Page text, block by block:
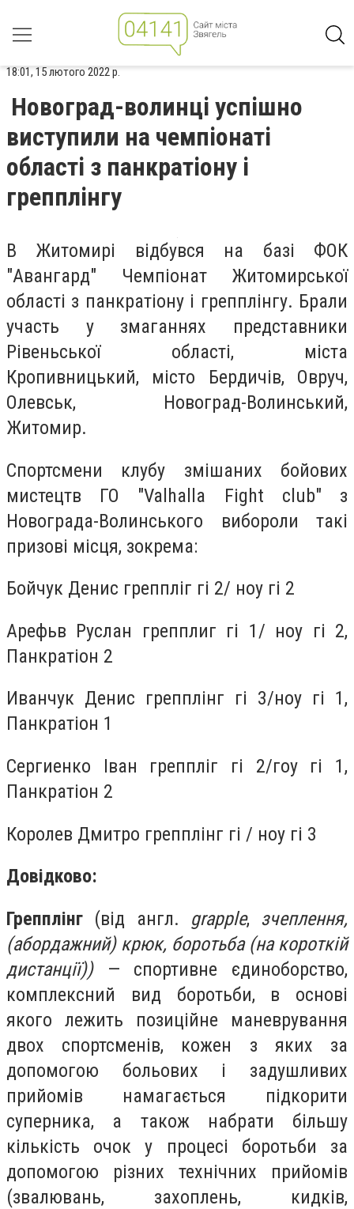
18:01, 15 лютого 2022 р.
Новоград-волинці успішно
виступили на чемпіонаті
області з панкратіону і
грепплінгу
В Житомирі відбувся на базі ФОК
"Авангард" Чемпіонат Житомирської
області з панкратіону і грепплінгу. Брали
участь у змаганнях представники
Рівеньської області, міста
Кропивницький, місто Бердичів, Овруч,
Олевськ, Новоград-Волинський,
Житомир.
Спортсмени клубу змішаних бойових
мистецтв ГО "Valhalla Fight club" з
Новограда-Волинського вибороли такі
призові місця, зокрема:
Бойчук Денис греппліг гі 2/ ноу гі 2
Арефьв Руслан грепплиг гі 1/ ноу гі 2,
Панкратіон 2
Иванчук Денис грепплінг гі 3/ноу гі 1,
Панкратіон 1
Сергиенко Іван греппліг гі 2/гоу гі 1,
Панкратіон 2
Королев Дмитро грепплінг гі / ноу гі 3
Довідково:
Грепплінг (від англ. grapple, зчеплення,
(абордажний) крюк, боротьба (на короткій
дистанції))— спортивне єдиноборство,
комплексний вид боротьби, в основі
якого лежить позиційне маневрування
двох спортсменів, кожен з яких за
допомогою больових і задушливих
прийомів намагається підкорити
суперника, а також набрати більшу
кількість очок у процесі боротьби за
допомогою різних технічних прийомів
(звалювань, захоплень, кидків,